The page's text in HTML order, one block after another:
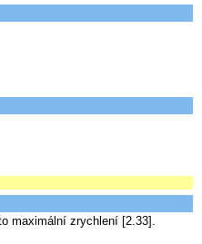
maximální zrychlení [2.33].